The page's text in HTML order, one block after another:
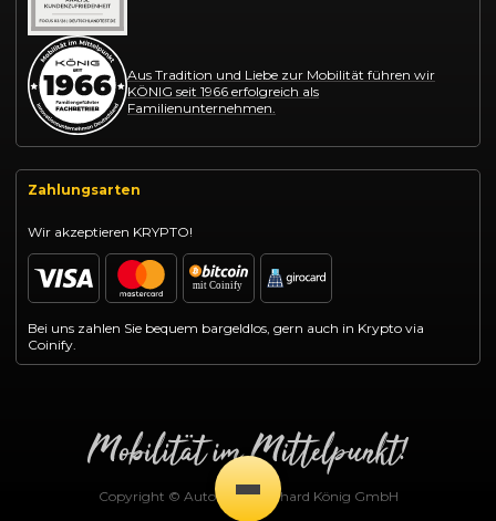
Aus Tradition und Liebe zur Mobilität führen wir
KÖNIG seit 1966 erfolgreich als
Familienunternehmen.
Zahlungsarten
Wir akzeptieren KRYPTO!
Bei uns zahlen Sie bequem bargeldlos, gern auch in Krypto via
Coinify.
Copyright © Autohaus Gotthard König GmbH